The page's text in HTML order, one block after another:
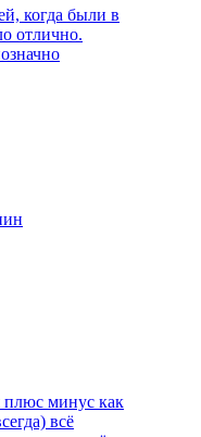
когда были в
отлично.
плюс минус как
всё